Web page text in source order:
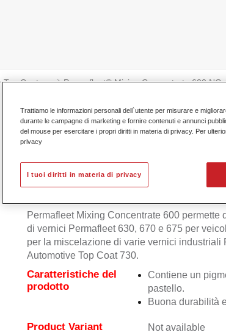
Top Coats Permafleet® Mixing Concentrate 600 NG
Permafleet®
Permafleet Mixing Concentrate 600 permette
di vernici Permafleet 630, 670 e 675 per
per la miscelazione di varie vernici industriali
Automotive Top Coat 730.
Caratteristiche del
prodotto
Contiene un
pastello.
Buona durabilità
Product Variant Not available
Trattiamo le informazioni personali dell`utente per misurare e
durante le campagne di marketing e fornire contenuti e annunci
del mouse per esercitare i propri diritti in materia di privacy. Per
privacy
I tuoi diritti in materia di privacy